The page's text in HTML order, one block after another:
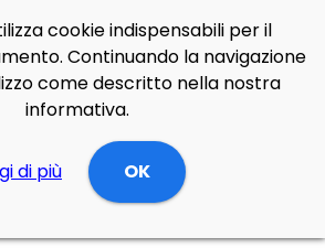
Basilicata
Potenza
cookie indispensabili per il
Continuando la navigazione
come descritto nella nostra
informativa.
di più OK